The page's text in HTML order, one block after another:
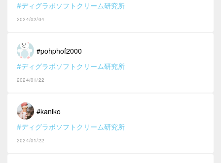
#ディグラボソフトクリーム研究所
2024/02/04
#pohphof2000
#ディグラボソフトクリーム研究所
2024/01/22
#kaniko
#ディグラボソフトクリーム研究所
2024/01/22